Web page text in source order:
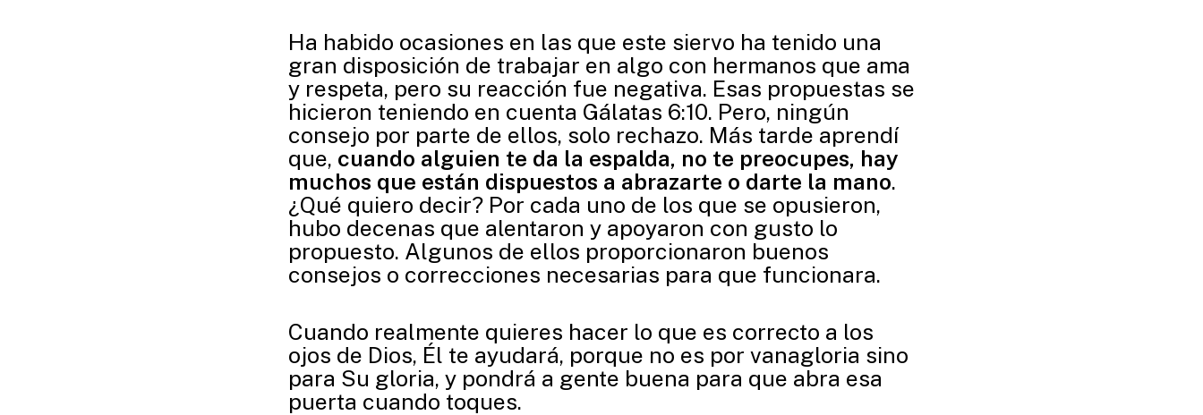
Ha habido ocasiones en las que este siervo ha tenido una
gran disposición de trabajar en algo con hermanos que ama
y respeta, pero su reacción fue negativa. Esas propuestas se
hicieron teniendo en cuenta Gálatas 6:10. Pero, ningún
consejo por parte de ellos, solo rechazo. Más tarde aprendí
que, cuando alguien te da la espalda, no te preocupes, hay
muchos que están dispuestos a abrazarte o darte la mano.
¿Qué quiero decir? Por cada uno de los que se opusieron,
hubo decenas que alentaron y apoyaron con gusto lo
propuesto. Algunos de ellos proporcionaron buenos
consejos o correcciones necesarias para que funcionara.
Cuando realmente quieres hacer lo que es correcto a los
ojos de Dios, Él te ayudará, porque no es por vanagloria sino
para Su gloria, y pondrá a gente buena para que abra esa
puerta cuando toques.